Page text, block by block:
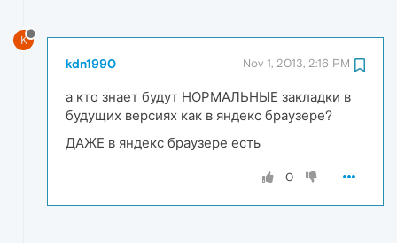
K
kdn1990 Nov 1, 2013, 2:16 PM
а кто знает будут НОРМАЛЬНЫЕ закладки в
будущих версиях как в яндекс браузере?
ДАЖЕ в яндекс браузере есть
0